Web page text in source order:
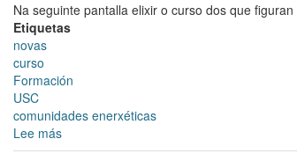
Na seguinte pantalla elixir o curso dos que
Etiquetas
novas
curso
Formación
USC
comunidades enerxéticas
Lee más
Curso